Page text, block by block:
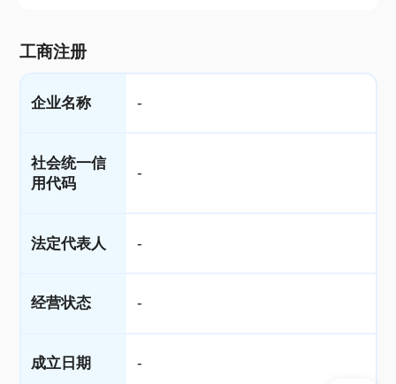
工商注册
企业名称 -
社会统一信
用代码
-
法定代表人 -
经营状态 -
成立日期 -